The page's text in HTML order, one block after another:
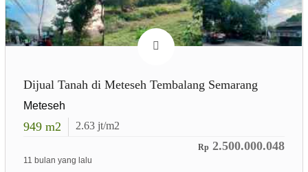
Dijual Tanah di Meteseh Tembalang Semarang
Meteseh
949 m2 2.63 jt/m2
Rp 2.500.000.048
11 bulan yang lalu